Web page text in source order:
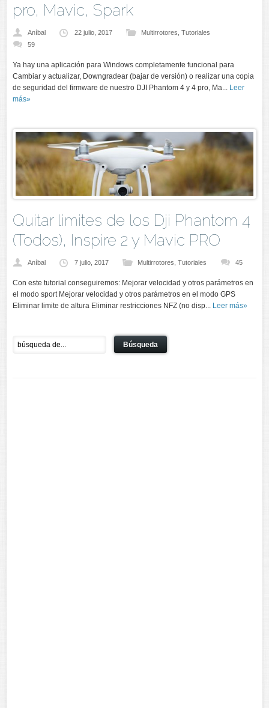
pro, Mavic, Spark
Aníbal 22 julio, 2017 Multirrotores ,Tutoriales
59
Ya hay una aplicación para Windows completamente funcional para
Cambiar y actualizar, Downgradear (bajar de versión) o realizar una copia
de seguridad del firmware de nuestro DJI Phantom 4 y 4 pro, Ma... Leer
más»
Quitar limites de los Dji Phantom 4
(Todos), Inspire 2 y Mavic PRO
Aníbal 7 julio, 2017 Multirrotores ,Tutoriales 45
Con este tutorial conseguiremos: Mejorar velocidad y otros parámetros en
el modo sport Mejorar velocidad y otros parámetros en el modo GPS
Eliminar limite de altura Eliminar restricciones NFZ (no disp... Leer más»